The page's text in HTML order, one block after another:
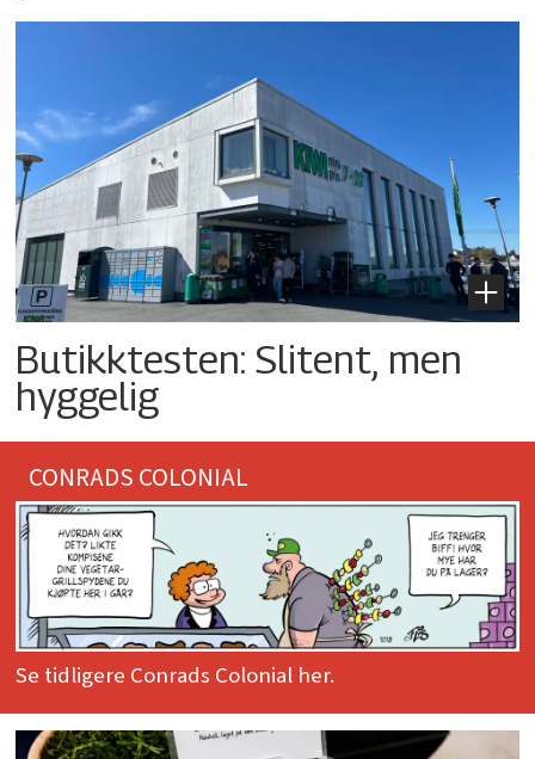
Butikktesten: Slitent, men
hyggelig
CONRADS COLONIAL
Se tidligere Conrads Colonial her.